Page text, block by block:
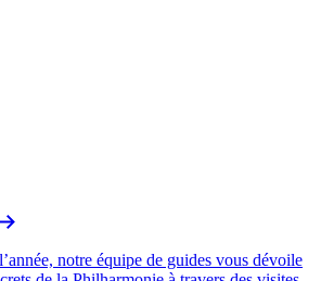
notre équipe de guides vous dévoile